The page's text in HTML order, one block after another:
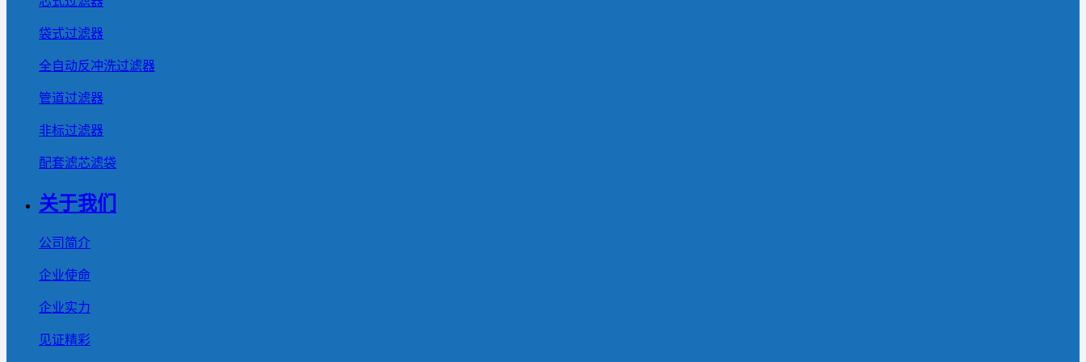
袋式过滤器
全自动反冲洗过滤器
管道过滤器
非标过滤器
配套滤芯滤袋
关于我们
公司简介
企业使命
企业实力
见证精彩